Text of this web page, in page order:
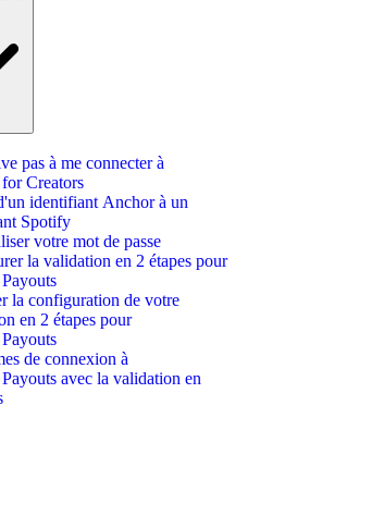
pas à me connecter à
Creators
identifiant Anchor à un
Spotify
votre mot de passe
la validation en 2 étapes pour
la configuration de votre
en 2 étapes pour
de connexion à
avec la validation en